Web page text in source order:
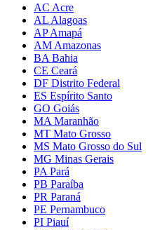
AC Acre
AL Alagoas
AP Amapá
AM Amazonas
BA Bahia
CE Ceará
DF Distrito Federal
ES Espírito Santo
GO Goiás
MA Maranhão
MT Mato Grosso
MS Mato Grosso do Sul
MG Minas Gerais
PA Pará
PB Paraíba
PR Paraná
PE Pernambuco
PI Piauí